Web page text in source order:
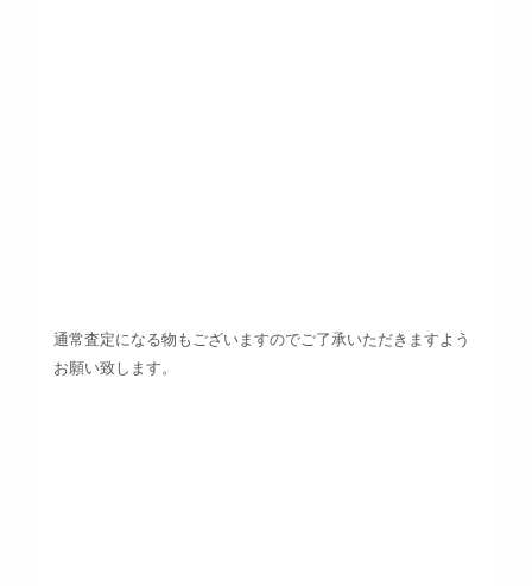
通常査定になる物もございますのでご了承いただきますよう
お願い致します。